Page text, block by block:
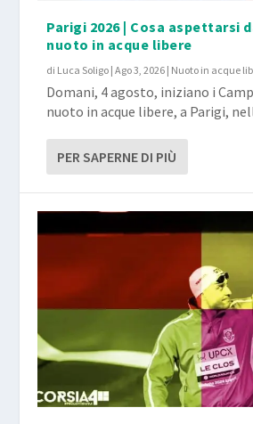
Parigi 2026 | Cosa aspettarsi
nuoto in acque libere
di Luca Soligo |Ago 3, 2026 | Nuoto in acque
Domani, 4 agosto, iniziano i
nuoto in acque libere, a Parigi,
PER SAPERNE DI PIÙ